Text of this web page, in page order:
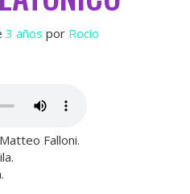
3 años por Rocio
Falloni.